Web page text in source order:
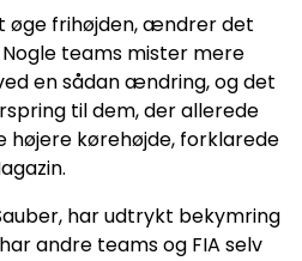
øge frihøjden, ændrer det
teams mister mere
en sådan ændring, og det
til dem, der allerede
kørehøjde, forklarede
har udtrykt bekymring
andre teams og FIA selv